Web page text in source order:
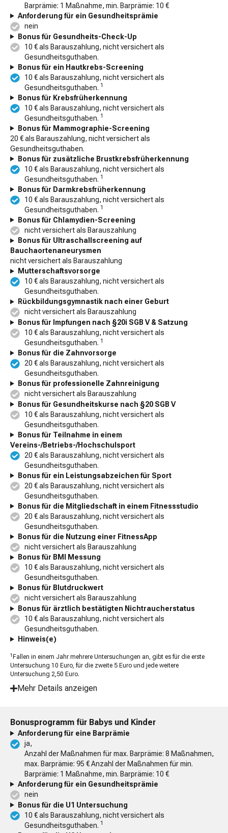
Barprämie: 1 Maßnahme, min. Barprämie: 10 €
Anforderung für ein Gesundheitsprämie
nein
Bonus für Gesundheits-Check-Up
10 € als Barauszahlung, nicht versichert als
Gesundheitsguthaben.
Bonus für ein Hautkrebs-Screening
10 € als Barauszahlung, nicht versichert als
Gesundheitsguthaben. 1
Bonus für Krebsfrüherkennung
10 € als Barauszahlung, nicht versichert als
Gesundheitsguthaben. 1
Bonus für Mammographie-Screening
20 € als Barauszahlung, nicht versichert als
Gesundheitsguthaben.
Bonus für zusätzliche Brustkrebsfrüherkennung
10 € als Barauszahlung, nicht versichert als
Gesundheitsguthaben. 1
Bonus für Darmkrebsfrüherkennung
10 € als Barauszahlung, nicht versichert als
Gesundheitsguthaben. 1
Bonus für Chlamydien-Screening
nicht versichert als Barauszahlung
Bonus für Ultraschallscreening auf
Bauchaortenaneurysmen
nicht versichert als Barauszahlung
Mutterschaftsvorsorge
10 € als Barauszahlung, nicht versichert als
Gesundheitsguthaben.
Rückbildungsgymnastik nach einer Geburt
nicht versichert als Barauszahlung
Bonus für Impfungen nach §20i SGB V & Satzung
10 € als Barauszahlung, nicht versichert als
Gesundheitsguthaben. 1
Bonus für die Zahnvorsorge
20 € als Barauszahlung, nicht versichert als
Gesundheitsguthaben.
Bonus für professionelle Zahnreinigung
nicht versichert als Barauszahlung
Bonus für Gesundheitskurse nach §20 SGB V
10 € als Barauszahlung, nicht versichert als
Gesundheitsguthaben.
Bonus für Teilnahme in einem
Vereins-/Betriebs-/Hochschulsport
20 € als Barauszahlung, nicht versichert als
Gesundheitsguthaben.
Bonus für ein Leistungsabzeichen für Sport
20 € als Barauszahlung, nicht versichert als
Gesundheitsguthaben.
Bonus für die Mitgliedschaft in einem Fitnessstudio
20 € als Barauszahlung, nicht versichert als
Gesundheitsguthaben.
Bonus für die Nutzung einer FitnessApp
nicht versichert als Barauszahlung
Bonus für BMI Messung
10 € als Barauszahlung, nicht versichert als
Gesundheitsguthaben.
Bonus für Blutdruckwert
nicht versichert als Barauszahlung
Bonus für ärztlich bestätigten Nichtraucherstatus
10 € als Barauszahlung, nicht versichert als
Gesundheitsguthaben.
Hinweis(e)
1 Fallen in einem Jahr mehrere Untersuchungen an, gibt es für die erste
Untersuchung 10 Euro, für die zweite 5 Euro und jede weitere
Untersuchung 2,50 Euro.
Mehr Details anzeigen
Bonusprogramm für Babys und Kinder
Anforderung für eine Barprämie
ja,
Anzahl der Maßnahmen für max. Barprämie: 8 Maßnahmen,
max. Barprämie: 95 € Anzahl der Maßnahmen für min.
Barprämie: 1 Maßnahme, min. Barprämie: 10 €
Anforderung für ein Gesundheitsprämie
nein
Bonus für die U1 Untersuchung
10 € als Barauszahlung, nicht versichert als
Gesundheitsguthaben. 1